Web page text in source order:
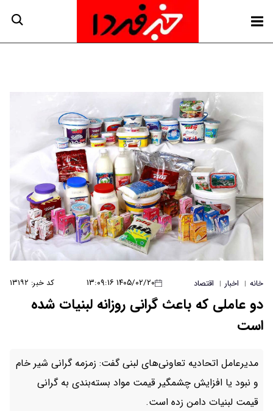
خانه | اخبار | اقتصاد ۱۴۰۵/۰۲/۲۰ ۱۳:۰۹:۱۶ کد خبر: ۱۳۱۹۲
دو عاملی که باعث گرانی روزانه لبنیات شده
است
مدیرعامل اتحادیه تعاونی‌های لبنی گفت: زمزمه گرانی شیر خام
و نبود یا افزایش چشمگیر قیمت مواد بسته‌بندی به گرانی
قیمت لبنیات دامن زده است.